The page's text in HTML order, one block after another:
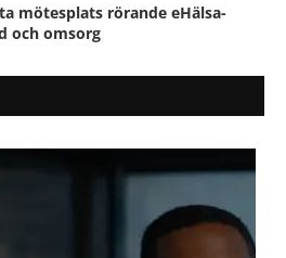
mötesplats rörande eHälsa-
och omsorg